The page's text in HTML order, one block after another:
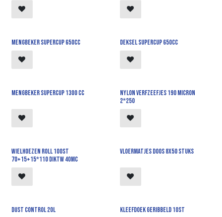
Mengbeker supercup 650cc Deksel supercup 650cc
Mengbeker supercup 1300 cc
Nylon verfzeefjes 190 micron
2*250
Wielhoezen roll 100st
70+15+15*110 diktw 40MC
Vloermatjes doos 8x50 stuks
Dust Control 20l Kleefdoek geribbeld 10st